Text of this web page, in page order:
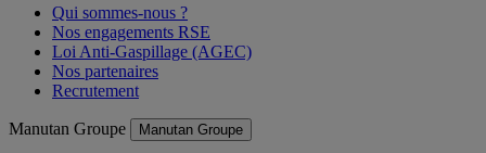
Qui sommes-nous ?
Nos engagements RSE
Loi Anti-Gaspillage (AGEC)
Nos partenaires
Recrutement
Manutan Groupe Manutan Groupe